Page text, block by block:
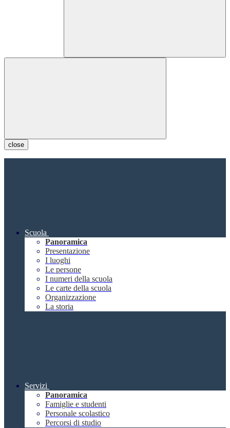
close
Scuola
Panoramica
Presentazione
I luoghi
Le persone
I numeri della scuola
Le carte della scuola
Organizzazione
La storia
Servizi
Panoramica
Famiglie e studenti
Personale scolastico
Percorsi di studio